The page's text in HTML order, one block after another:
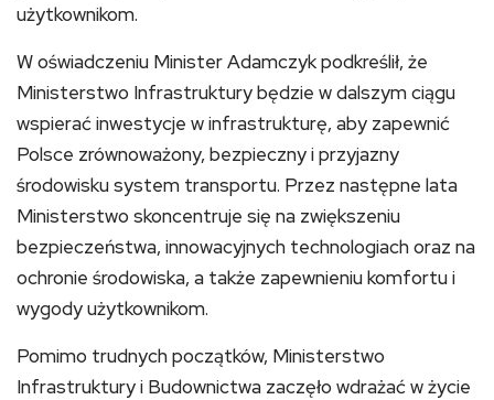
użytkownikom.
W oświadczeniu Minister Adamczyk podkreślił, że
Ministerstwo Infrastruktury będzie w dalszym ciągu
wspierać inwestycje w infrastrukturę, aby zapewnić
Polsce zrównoważony, bezpieczny i przyjazny
środowisku system transportu. Przez następne lata
Ministerstwo skoncentruje się na zwiększeniu
bezpieczeństwa, innowacyjnych technologiach oraz na
ochronie środowiska, a także zapewnieniu komfortu i
wygody użytkownikom.
Pomimo trudnych początków, Ministerstwo
Infrastruktury i Budownictwa zaczęło wdrażać w życie